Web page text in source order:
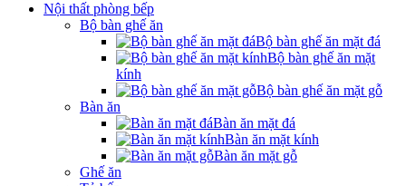
Nội thất phòng bếp
Bộ bàn ghế ăn
Bộ bàn ghế ăn mặt đá
Bộ bàn ghế ăn mặt
kính
Bộ bàn ghế ăn mặt gỗ
Bàn ăn
Bàn ăn mặt đá
Bàn ăn mặt kính
Bàn ăn mặt gỗ
Ghế ăn